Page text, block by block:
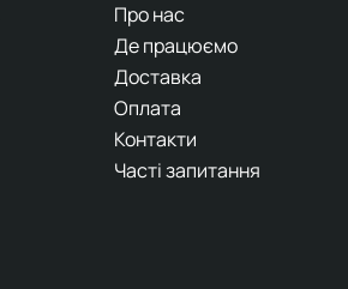
Про нас
Де працюємо
Доставка
Оплата
Контакти
Часті запитання